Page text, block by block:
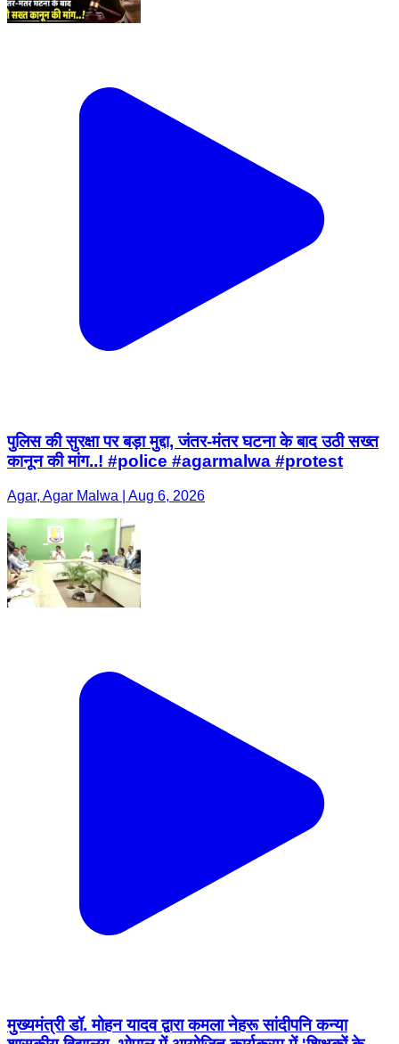
पुलिस की सुरक्षा पर बड़ा मुद्दा, जंतर-मंतर घटना के बाद उठी सख्त
कानून की मांग..! #police #agarmalwa #protest
Agar, Agar Malwa | Aug 6, 2026
मुख्यमंत्री डॉ. मोहन यादव द्वारा कमला नेहरू सांदीपनि कन्या